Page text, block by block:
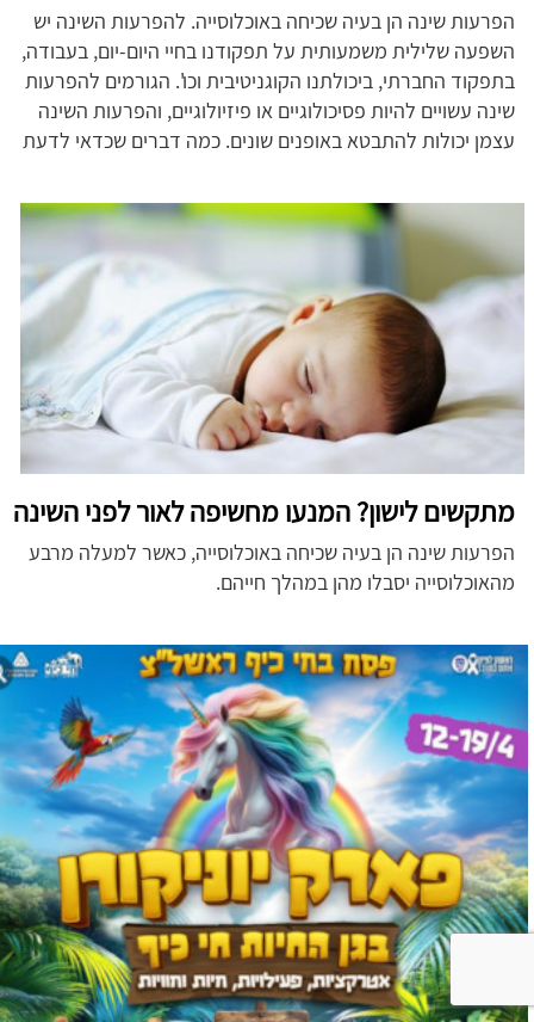
הפרעות שינה הן בעיה שכיחה באוכלוסייה. להפרעות השינה יש
השפעה שלילית משמעותית על תפקודנו בחיי היום-יום, בעבודה,
בתפקוד החברתי, ביכולתנו הקוגניטיבית וכו'. הגורמים להפרעות
שינה עשויים להיות פסיכולוגיים או פיזיולוגיים, והפרעות השינה
עצמן יכולות להתבטא באופנים שונים. כמה דברים שכדאי לדעת
מתקשים לישון? המנעו מחשיפה לאור לפני השינה
הפרעות שינה הן בעיה שכיחה באוכלוסייה, כאשר למעלה מרבע
מהאוכלוסייה יסבלו מהן במהלך חייהם.